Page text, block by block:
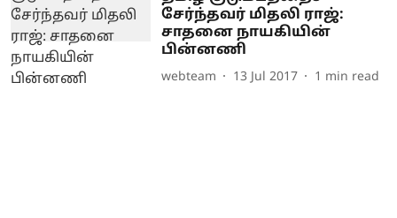
சேர்ந்தவர் மிதலி ராஜ்:
சாதனை நாயகியின்
பின்னணி
webteam 13 Jul 2017 1 min read